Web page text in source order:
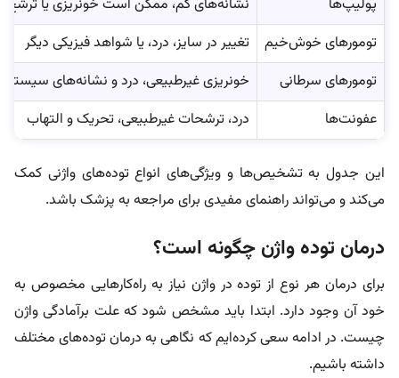
پولیپ‌ها
نشانه‌های کم، ممکن است خونریزی یا ترشح
تومورهای خوش‌خیم
تغییر در سایز، درد، یا شواهد فیزیکی دیگر
تومورهای سرطانی
خونریزی غیرطبیعی، درد و نشانه‌های
عفونت‌ها
درد، ترشحات غیرطبیعی، تحریک و التهاب
این جدول به تشخیص‌ها و ویژگی‌های انواع توده‌های واژنی کمک
می‌کند و می‌تواند راهنمای مفیدی برای مراجعه به پزشک باشد.
درمان‌ توده واژن چگونه است؟
برای درمان هر نوع از توده در واژن نیاز به راه‌کارهایی مخصوص به
خود آن وجود دارد. ابتدا باید مشخص شود که علت برآمادگی واژن
چیست. در ادامه سعی کرده‌ایم که نگاهی به درمان توده‌های مختلف
داشته باشیم.